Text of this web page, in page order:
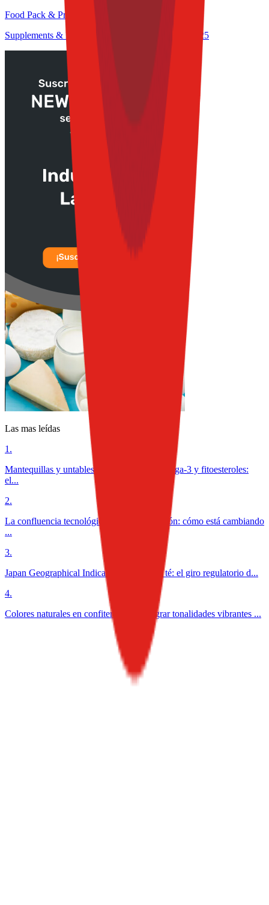
Food Pack & Process Congress 2025
Supplements & Nutrition Congress at TFT S&E 2025
Las mas leídas
1 .
Mantequillas y untables funcionales con omega-3 y fitoesteroles:
el...
2.
La confluencia tecnológica en la alimentación: cómo está cambiando
...
3.
Japan Geographical Indication aplicada al té: el giro regulatorio d...
4.
Colores naturales en confitería: cómo lograr tonalidades vibrantes ...